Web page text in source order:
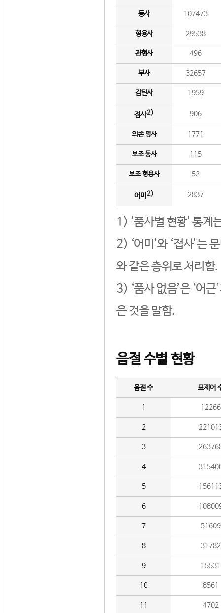
동사 107473
형용사 29538
관형사 496
부사 32657
감탄사 1959
접사2) 906
의존 명사 1771
보조 동사 115
보조 형용사 52
어미 2) 2837
1) '품사별 현황' 통계
2) ‘어미’와 ‘접사’는
와 같은 층위로 처리함.
3) ‘품사 없음’은 ‘어
은 것을 말함.
음절 수별 현황
음절 수 표제어
1 12266
2
3
4
5
6
7 51609
8 31782
9 15531
10 8561
11 4702